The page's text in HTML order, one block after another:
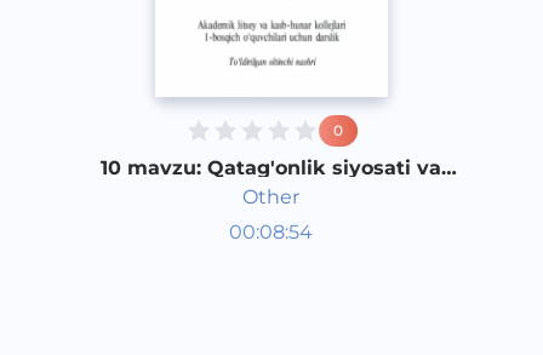
0
10 mavzu: Qatag'onlik siyosati va
uning oqibatlari 2-qism
Other
00:08:54
O‘zbekiston tarixi 1 kurs